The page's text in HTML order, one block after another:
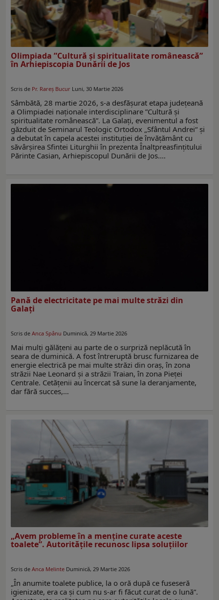
Olimpiada ”Cultură şi spiritualitate românească”
în Arhiepiscopia Dunării de Jos
Scris de Pr. Rareş Bucur Luni, 30 Martie 2026
Sâmbătă, 28 martie 2026, s-a desfăşurat etapa judeţeană
a Olimpiadei naţionale interdisciplinare ”Cultură şi
spiritualitate românească”. La Galaţi, evenimentul a fost
găzduit de Seminarul Teologic Ortodox „Sfântul Andrei“ şi
a debutat în capela acestei instituţiei de învăţământ cu
săvârşirea Sfintei Liturghii în prezenta Înaltpreasfinţitului
Părinte Casian, Arhiepiscopul Dunării de Jos.…
Pană de electricitate pe mai multe străzi din
Galaţi
Scris de Anca Spânu Duminică, 29 Martie 2026
Mai mulţi gălăţeni au parte de o surpriză neplăcută în
seara de duminică. A fost întreruptă brusc furnizarea de
energie electrică pe mai multe străzi din oraş, în zona
străzii Nae Leonard şi a străzii Traian, în zona Pieţei
Centrale. Cetăţenii au încercat să sune la deranjamente,
dar fără succes,…
„Avem probleme în a menține curate aceste
toalete”. Autorităţile recunosc lipsa soluţiilor
Scris de Anca Melinte Duminică, 29 Martie 2026
„În anumite toalete publice, la o oră după ce fuseseră
igienizate, era ca şi cum nu s-ar fi făcut curat de o lună”.